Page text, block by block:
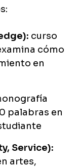
curso
cómo
en
palabras en
Service):
artes,